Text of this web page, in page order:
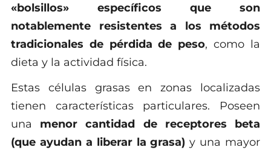
«bolsillos» específicos que son
notablemente resistentes a los métodos
tradicionales de pérdida de peso, como la
dieta y la actividad física.
Estas células grasas en zonas localizadas
tienen características particulares. Poseen
una menor cantidad de receptores beta
(que ayudan a liberar la grasa) y una mayor